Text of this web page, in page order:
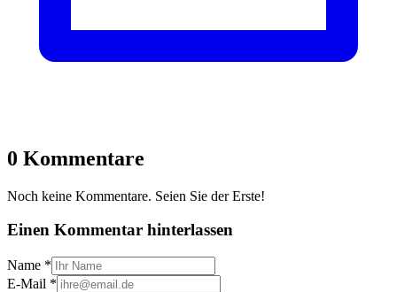
0 Kommentare
Noch keine Kommentare. Seien Sie der Erste!
Einen Kommentar hinterlassen
Name *
E-Mail *